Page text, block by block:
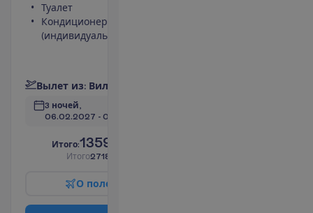
Туалет
Кондиционер
(индивидуальный)
Вылет из: Вил
3 ночей,
06.02.2027 - 09.02.2027
Итого:1359.00
Итого2718.00
О поле